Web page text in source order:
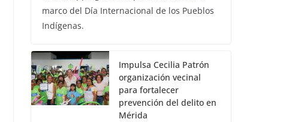
marco del Día Internacional de los Pueblos
Indígenas.
Impulsa Cecilia Patrón
organización vecinal
para fortalecer
prevención del delito en
Mérida